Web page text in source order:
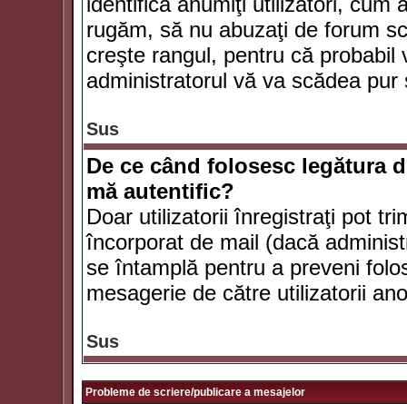
rugăm, să nu abuzaţi de forum
creşte rangul, pentru că
administratorul vă va scădea
Sus
De ce când folosesc legătura
mă autentific?
Doar utilizatorii înregistraţi pot
încorporat de mail (dacă
se întamplă pentru a preveni
mesagerie de către utilizatorii
Sus
Probleme de scriere/publicare a mesajelor